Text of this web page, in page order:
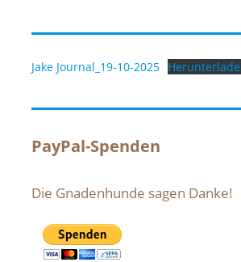
Jake Journal_19-10-2025
PayPal-Spenden
Die Gnadenhunde sagen Danke!